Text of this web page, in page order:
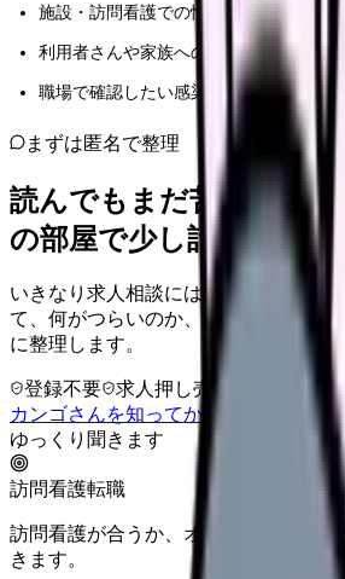
施設・訪問看護での情報共有
利用者さんや家族への説明で気をつける
職場で確認したい感染対策フロー
まずは匿名で整理
読んでもまだ苦しいな
の部屋で少し話してみま
いきなり求人相談には進みません。今
て、何がつらいのか、辞めるべきか
に整理します。
登録不要 求人押し売りなし
病院
カンゴさんを知ってから相談する
ゆっくり聞きます
訪問看護転職
訪問看護が合うか、オンコール・教
きます。